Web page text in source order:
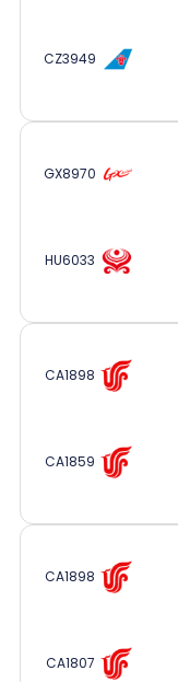
CZ3949
GX8970
HU6033
CA1898
CA1859
CA1898
CA1807